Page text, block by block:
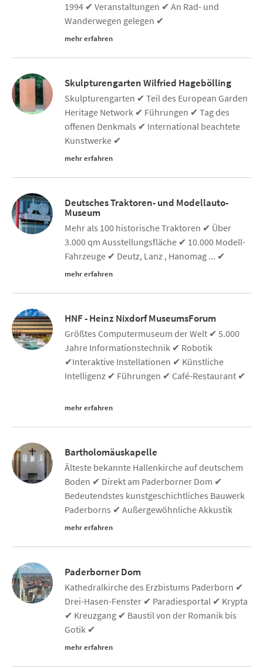
1994 ✔ Veranstaltungen ✔ An Rad- und
Wanderwegen gelegen ✔
mehr erfahren
Skulpturengarten Wilfried Hagebölling
Skulpturengarten ✔ Teil des European Garden
Heritage Network ✔ Führungen ✔ Tag des
offenen Denkmals ✔ International beachtete
Kunstwerke ✔
mehr erfahren
Deutsches Traktoren- und Modellauto-
Museum
Mehr als 100 historische Traktoren ✔ Über
3.000 qm Ausstellungsfläche ✔ 10.000 Modell-
Fahrzeuge ✔ Deutz, Lanz , Hanomag ... ✔
mehr erfahren
HNF - Heinz Nixdorf MuseumsForum
Größtes Computermuseum der Welt ✔ 5.000
Jahre Informationstechnik ✔ Robotik
✔Interaktive Instellationen ✔ Künstliche
Intelligenz ✔ Führungen ✔ Café-Restaurant ✔
mehr erfahren
Bartholomäuskapelle
Älteste bekannte Hallenkirche auf deutschem
Boden ✔ Direkt am Paderborner Dom ✔
Bedeutendstes kunstgeschichtliches Bauwerk
Paderborns ✔ Außergewöhnliche Akkustik
mehr erfahren
Paderborner Dom
Kathedralkirche des Erzbistums Paderborn ✔
Drei-Hasen-Fenster ✔ Paradiesportal ✔ Krypta
✔ Kreuzgang ✔ Baustil von der Romanik bis
Gotik ✔
mehr erfahren